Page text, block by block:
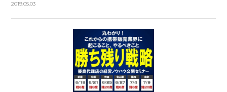
2019.05.03